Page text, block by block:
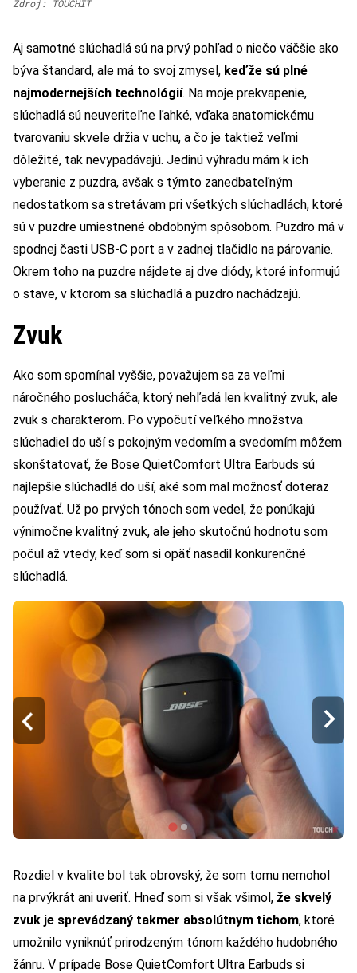
Zdroj: TOUCHIT
Aj samotné slúchadlá sú na prvý pohľad o niečo väčšie ako
býva štandard, ale má to svoj zmysel, keďže sú plné
najmodernejších technológií. Na moje prekvapenie,
slúchadlá sú neuveriteľne ľahké, vďaka anatomickému
tvarovaniu skvele držia v uchu, a čo je taktiež veľmi
dôležité, tak nevypadávajú. Jedinú výhradu mám k ich
vyberanie z puzdra, avšak s týmto zanedbateľným
nedostatkom sa stretávam pri všetkých slúchadlách, ktoré
sú v puzdre umiestnené obdobným spôsobom. Puzdro má v
spodnej časti USB-C port a v zadnej tlačidlo na párovanie.
Okrem toho na puzdre nájdete aj dve diódy, ktoré informujú
o stave, v ktorom sa slúchadlá a puzdro nachádzajú.
Zvuk
Ako som spomínal vyššie, považujem sa za veľmi
náročného poslucháča, ktorý nehľadá len kvalitný zvuk, ale
zvuk s charakterom. Po vypočutí veľkého množstva
slúchadiel do uší s pokojným vedomím a svedomím môžem
skonštatovať, že Bose QuietComfort Ultra Earbuds sú
najlepšie slúchadlá do uší, aké som mal možnosť doteraz
používať. Už po prvých tónoch som vedel, že ponúkajú
výnimočne kvalitný zvuk, ale jeho skutočnú hodnotu som
počul až vtedy, keď som si opäť nasadil konkurenčné
slúchadlá.
Rozdiel v kvalite bol tak obrovský, že som tomu nemohol
na prvýkrát ani uveriť. Hneď som si však všimol, že skvelý
zvuk je sprevádzaný takmer absolútnym tichom, ktoré
umožnilo vyniknúť prirodzeným tónom každého hudobného
žánru. V prípade Bose QuietComfort Ultra Earbuds si